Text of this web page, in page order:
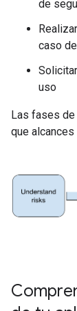
de
caso
uso
Las fases de
que